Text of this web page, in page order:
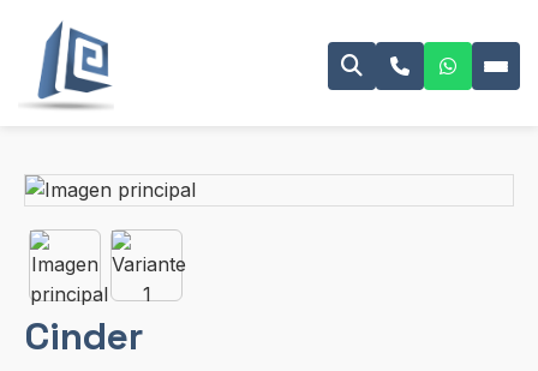
Cinder